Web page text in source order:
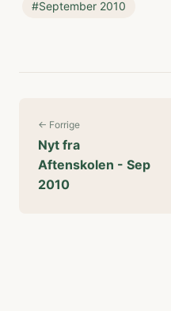
#September 2010
← Forrige
Nyt fra
Aftenskolen - Sep
2010